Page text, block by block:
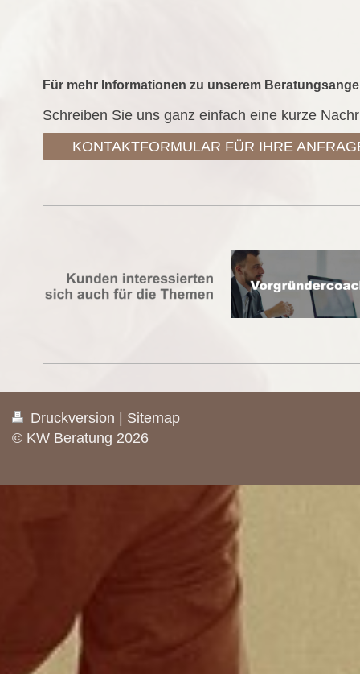
Für mehr Informationen zu unserem
Schreiben Sie uns ganz einfach eine kurze
KONTAKTFORMULAR FÜR IHRE
Druckversion | Sitemap
© KW Beratung 2026